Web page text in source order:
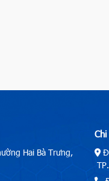
Hai Bà Trưng,